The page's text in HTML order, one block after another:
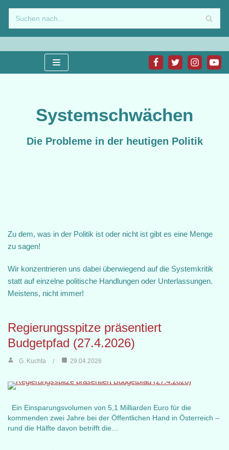
Zum
Inhalt
springen
Systemschwächen
Die Probleme in der heutigen Politik
Zu dem, was in der Politik ist oder nicht ist gibt es eine Menge
zu sagen!
Wir konzentrieren uns dabei überwiegend auf die Systemkritik
statt auf einzelne politische Handlungen oder Unterlassungen.
Meistens, nicht immer!
Regierungsspitze präsentiert
Budgetpfad (27.4.2026)
G. Kuchta 29.04.2026
Ein Einsparungsvolumen von 5,1 Milliarden Euro für die
kommenden zwei Jahre bei der Öffentlichen Hand in Österreich –
rund die Hälfte davon betrifft die…